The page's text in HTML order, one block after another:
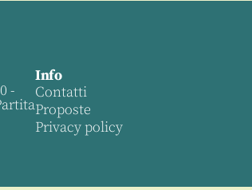
-
Info
Contatti
Proposte
Privacy policy